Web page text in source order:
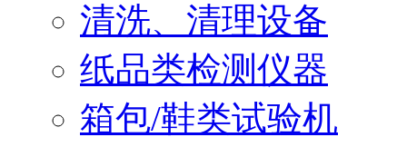
清洗、清理设备
纸品类检测仪器
箱包/鞋类试验机